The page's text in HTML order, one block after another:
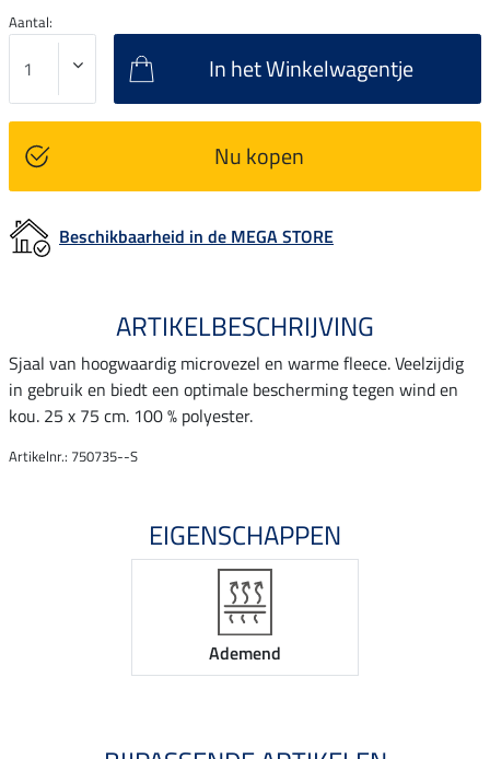
Aantal:
In het Winkelwagentje
Nu kopen
Beschikbaarheid in de MEGA STORE
ARTIKELBESCHRIJVING
Sjaal van hoogwaardig microvezel en warme fleece. Veelzijdig
in gebruik en biedt een optimale bescherming tegen wind en
kou. 25 x 75 cm. 100 % polyester.
Artikelnr.: 750735--S
EIGENSCHAPPEN
Ademend